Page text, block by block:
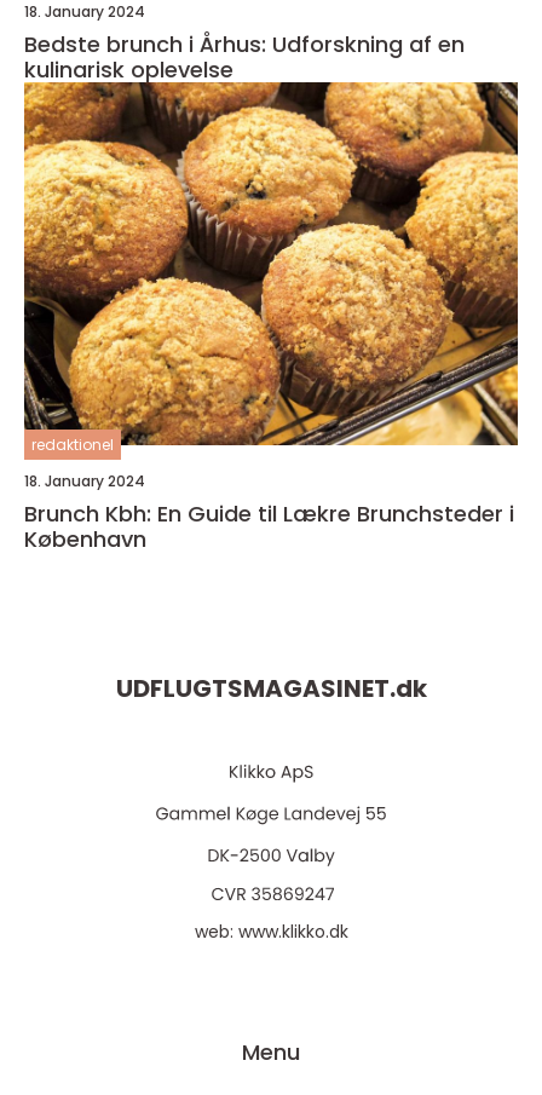
18. January 2024
Bedste brunch i Århus: Udforskning af en
kulinarisk oplevelse
redaktionel
18. January 2024
Brunch Kbh: En Guide til Lækre Brunchsteder i
København
UDFLUGTSMAGASINET.dk
web: www.klikko.dk
Menu